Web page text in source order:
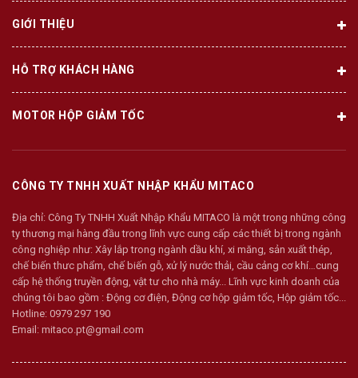
GIỚI THIỆU
HỖ TRỢ KHÁCH HÀNG
MOTOR HỘP GIẢM TỐC
CÔNG TY TNHH XUẤT NHẬP KHẨU MITACO
Địa chỉ: Công Ty TNHH Xuất Nhập Khẩu MITACO là một trong những công
ty thương mại hàng đầu trong lĩnh vực cung cấp các thiết bị trong ngành
công nghiệp như: Xây lắp trong ngành dầu khí, xi măng, sản xuất thép,
chế biến thưc phẩm, chế biến gỗ, xử lý nước thải, cầu cảng cơ khí…cung
cấp hệ thống truyền động, vật tư cho nhà máy... Lĩnh vực kinh doanh của
chúng tôi bao gồm : Động cơ điện, Động cơ hộp giảm tốc, Hộp giảm tốc...
Hotline: 0979 297 190
Email: mitaco.pt@gmail.com